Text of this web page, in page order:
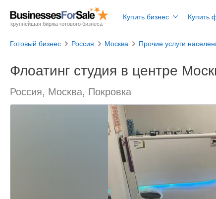
крупнейшая биржа готового бизнеса
Купить бизнес Купить
Готовый бизнес Россия Москва Прочие услуги
Флоатинг студия в центре
Россия, Москва, Покровка